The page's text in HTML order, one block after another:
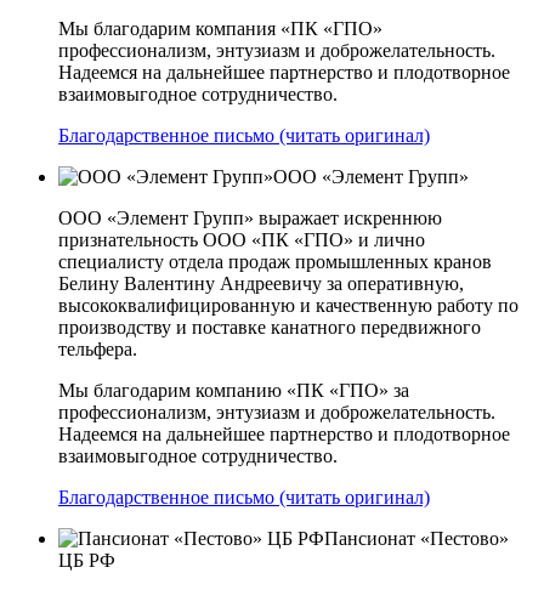
Мы благодарим компания «ПК «ГПО»
профессионализм, энтузиазм и доброжелательность.
Надеемся на дальнейшее партнерство и плодотворное
взаимовыгодное сотрудничество.
Благодарственное письмо (читать оригинал)
ООО «Элемент Групп»
ООО «Элемент Групп» выражает искреннюю
признательность ООО «ПК «ГПО» и лично
специалисту отдела продаж промышленных кранов
Белину Валентину Андреевичу за оперативную,
высококвалифицированную и качественную работу по
производству и поставке канатного передвижного
тельфера.
Мы благодарим компанию «ПК «ГПО» за
профессионализм, энтузиазм и доброжелательность.
Надеемся на дальнейшее партнерство и плодотворное
взаимовыгодное сотрудничество.
Благодарственное письмо (читать оригинал)
Пансионат «Пестово»
ЦБ РФ